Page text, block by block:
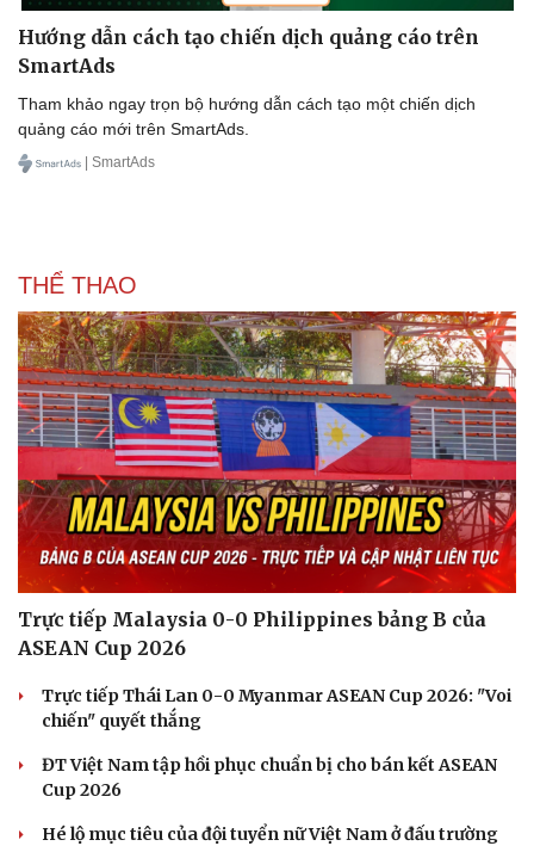
Hướng dẫn cách tạo chiến dịch quảng cáo trên
SmartAds
Tham khảo ngay trọn bộ hướng dẫn cách tạo một chiến dịch
quảng cáo mới trên SmartAds.
| SmartAds
THỂ THAO
Trực tiếp Malaysia 0-0 Philippines bảng B của
ASEAN Cup 2026
Trực tiếp Thái Lan 0-0 Myanmar ASEAN Cup 2026: "Voi
chiến" quyết thắng
ĐT Việt Nam tập hồi phục chuẩn bị cho bán kết ASEAN
Cup 2026
Hé lộ mục tiêu của đội tuyển nữ Việt Nam ở đấu trường